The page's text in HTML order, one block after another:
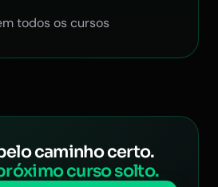
todos os cursos
caminho certo.
curso solto.